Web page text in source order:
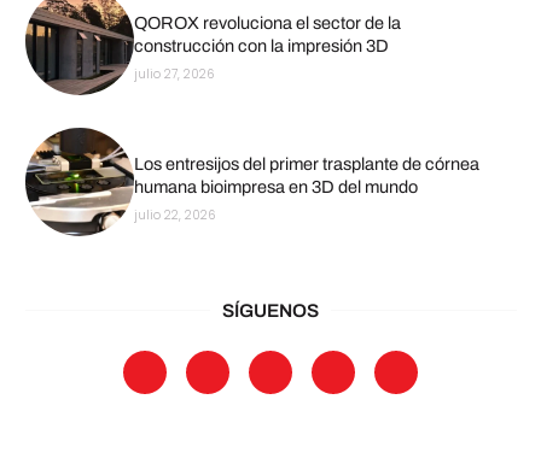
QOROX revoluciona el sector de la
construcción con la impresión 3D
julio 27, 2026
Los entresijos del primer trasplante de córnea
humana bioimpresa en 3D del mundo
julio 22, 2026
SÍGUENOS